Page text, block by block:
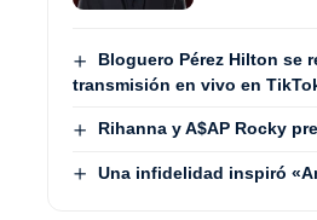
Bloguero Pérez Hilton se
transmisión en vivo en
Rihanna y A$AP Rocky
Una infidelidad inspiró